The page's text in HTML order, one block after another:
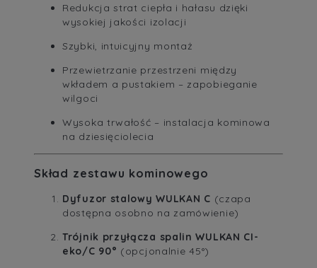
Redukcja strat ciepła i hałasu dzięki
wysokiej jakości izolacji
Szybki, intuicyjny montaż
Przewietrzanie przestrzeni między
wkładem a pustakiem – zapobieganie
wilgoci
Wysoka trwałość – instalacja kominowa
na dziesięciolecia
Skład zestawu kominowego
Dyfuzor stalowy WULKAN C (czapa
dostępna osobno na zamówienie)
Trójnik przyłącza spalin WULKAN CI-
eko/C 90° (opcjonalnie 45°)